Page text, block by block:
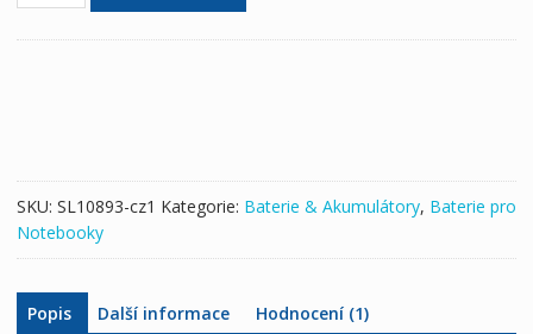
SKU: SL10893-cz1 Kategorie: Baterie & Akumulátory, Baterie pro
Notebooky
Popis Další informace Hodnocení (1)